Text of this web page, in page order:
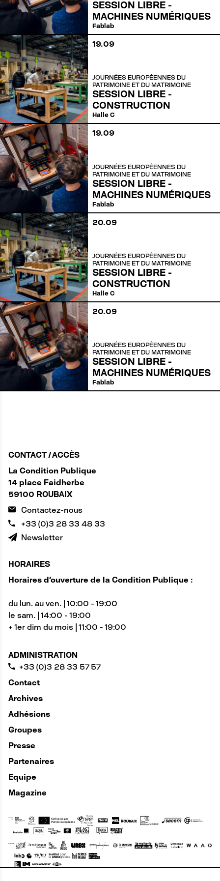
SESSION LIBRE -
MACHINES NUMÉRIQUES
Fablab
19.09
JOURNÉES EUROPÉENNES DU
PATRIMOINE ET DU MATRIMOINE
SESSION LIBRE -
CONSTRUCTION
Halle C
19.09
JOURNÉES EUROPÉENNES DU
PATRIMOINE ET DU MATRIMOINE
SESSION LIBRE -
MACHINES NUMÉRIQUES
Fablab
20.09
JOURNÉES EUROPÉENNES DU
PATRIMOINE ET DU MATRIMOINE
SESSION LIBRE -
CONSTRUCTION
Halle C
20.09
JOURNÉES EUROPÉENNES DU
PATRIMOINE ET DU MATRIMOINE
SESSION LIBRE -
MACHINES NUMÉRIQUES
Fablab
CONTACT / ACCÈS
La Condition Publique
14 place Faidherbe
59100 ROUBAIX
Contactez-nous
+33 (0)3 28 33 48 33
Newsletter
HORAIRES
Horaires d'ouverture de la Condition Publique :
du lun. au ven. | 10:00 - 19:00
le sam. | 14:00 - 19:00
+ 1er dim du mois | 11:00 - 19:00
ADMINISTRATION
+33 (0)3 28 33 57 57
Contact
Archives
Adhésions
Groupes
Presse
Partenaires
Equipe
Magazine